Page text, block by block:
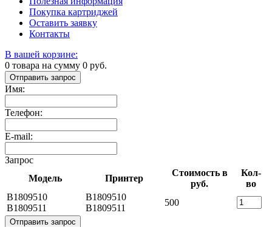
Покупка картриджей
Оставить заявку
Контакты
В вашей корзине:
0 товара на сумму 0 руб.
Отправить запрос
Имя:
Телефон:
E-mail:
Запрос
Модель
Принтер
Стоимость в
руб.
Кол-
во
B1809510
B1809511
B1809510
B1809511
500
Отправить запрос